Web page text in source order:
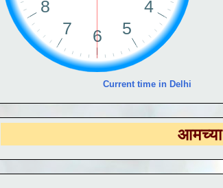
Current time in Delhi
DS